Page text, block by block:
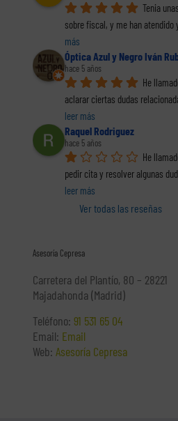
Tenia
sobre fiscal, y me han atendido
más
Óptica Azul y Negro Iván
hace 5 años
He
aclarar ciertas dudas
leer más
Raquel Rodriguez
hace 5 años
He
pedir cita y resolver algunas
leer más
Ver todas las reseñas
Asesoría Cepresa
Carretera del Plantío, 80 – 28221
Majadahonda (Madrid)
Teléfono: 91 531 65 04
Email: Email
Web: Asesoría Cepresa